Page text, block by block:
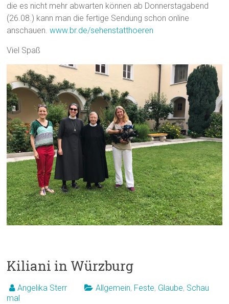
die es nicht mehr abwarten können ab Donnerstagabend
(26.08.) kann man die fertige Sendung schon online
anschauen.www.br.de/sehenstatthoeren
Viel Spaß
Kiliani in Würzburg
Angelika Sterr Allgemein, Feste, Glaube, Schau
mal